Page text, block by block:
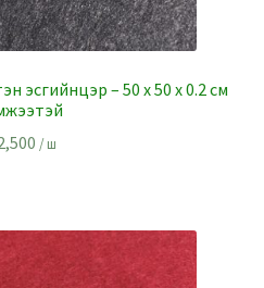
эсгийнцэр – 50 x 50 x 0.2 см
/ ш